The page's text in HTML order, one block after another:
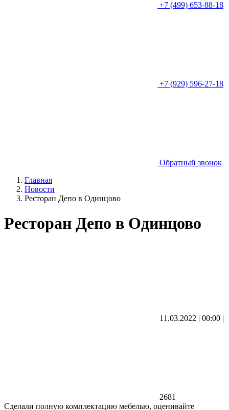
+7 (499) 653-88-18
+7 (929) 596-27-18
Обратный звонок
Главная
Новости
Ресторан Депо в Одинцово
Ресторан Депо в Одинцово
11.03.2022 | 00:00 |
2681
Сделали полную комплектацию мебелью, оценивайте